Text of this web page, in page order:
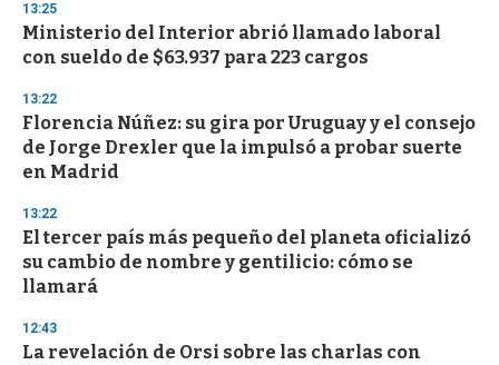
d
s
o
f
3
s
e
c
o
d
s
13:25
Ministerio del Interior abrió llamado laboral
con sueldo de $63.937 para 223 cargos
13:22
Florencia Núñez: su gira por Uruguay y el consejo
de Jorge Drexler que la impulsó a probar suerte
en Madrid
13:22
El tercer país más pequeño del planeta oficializó
su cambio de nombre y gentilicio: cómo se
llamará
12:43
La revelación de Orsi sobre las charlas con